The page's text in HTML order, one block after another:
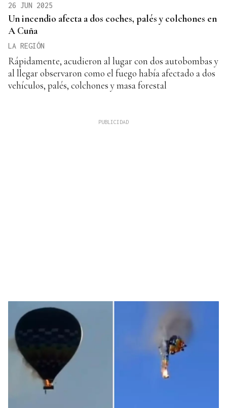
26 JUN 2025
Un incendio afecta a dos coches, palés y colchones en
A Cuña
LA REGIÓN
Rápidamente, acudieron al lugar con dos autobombas y
al llegar observaron como el fuego había afectado a dos
vehículos, palés, colchones y masa forestal